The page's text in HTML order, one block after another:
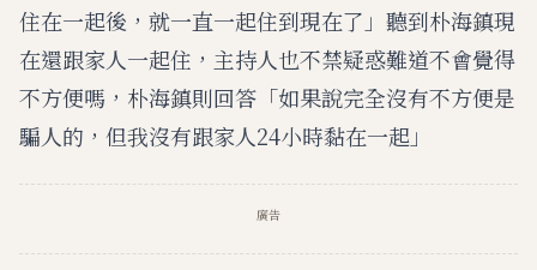
住在一起後，就一直一起住到現在了」聽到朴海鎮現
在還跟家人一起住，主持人也不禁疑惑難道不會覺得
不方便嗎，朴海鎮則回答「如果說完全沒有不方便是
騙人的，但我沒有跟家人24小時黏在一起」
廣告